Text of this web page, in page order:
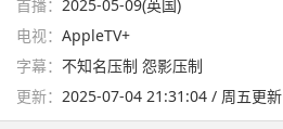
首播： 2025-05-09(英国)
电视： AppleTV+
字幕： 不知名压制 怨影压制
更新： 2025-07-04 21:31:04 / 周五更新